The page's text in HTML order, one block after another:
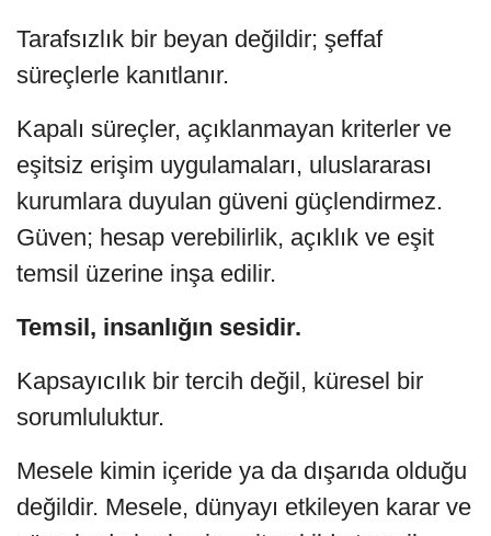
Tarafsızlık bir beyan değildir; şeffaf
süreçlerle kanıtlanır.
Kapalı süreçler, açıklanmayan kriterler ve
eşitsiz erişim uygulamaları, uluslararası
kurumlara duyulan güveni güçlendirmez.
Güven; hesap verebilirlik, açıklık ve eşit
temsil üzerine inşa edilir.
Temsil, insanlığın sesidir.
Kapsayıcılık bir tercih değil, küresel bir
sorumluluktur.
Mesele kimin içeride ya da dışarıda olduğu
değildir. Mesele, dünyayı etkileyen karar ve